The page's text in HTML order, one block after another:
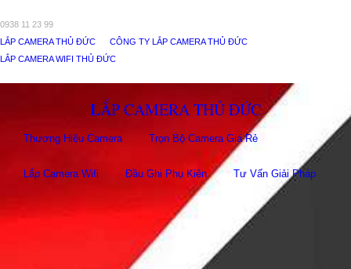
0938 11 23 99
LẮP CAMERA THỦ ĐỨC
CÔNG TY LẮP CAMERA THỦ ĐỨC
LẮP CAMERA WIFI THỦ ĐỨC
LẮP CAMERA THỦ ĐỨC
Thương Hiệu Camera Trọn Bộ Camera Giá Rẻ
Lắp Camera Wifi Đầu Ghi Phụ Kiên Tư Vấn Giải Pháp